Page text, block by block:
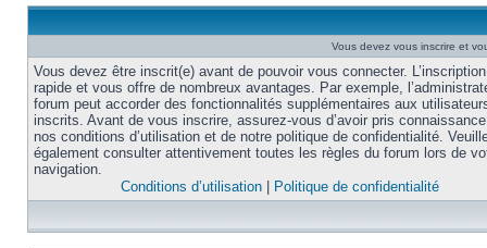
Vous devez vous inscrire et
Vous devez être inscrit(e) avant de pouvoir vous connecter.
rapide et vous offre de nombreux avantages. Par exemple,
forum peut accorder des fonctionnalités supplémentaires aux
inscrits. Avant de vous inscrire, assurez-vous d’avoir pris
nos conditions d’utilisation et de notre politique de confidentialité.
également consulter attentivement toutes les règles du forum lors de
navigation.
Conditions d’utilisation
Politique de confidentialité